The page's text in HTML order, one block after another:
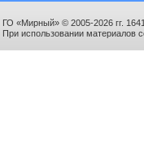
ГО «Мирный» © 2005-2026 гг.
При использовании материалов